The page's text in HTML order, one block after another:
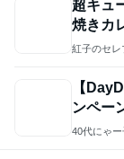
超キュ
焼きカ
紅子のセレ
【
ンペー
40代にゃ